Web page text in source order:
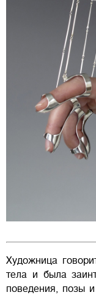
Художница
тела и была
поведения, позы